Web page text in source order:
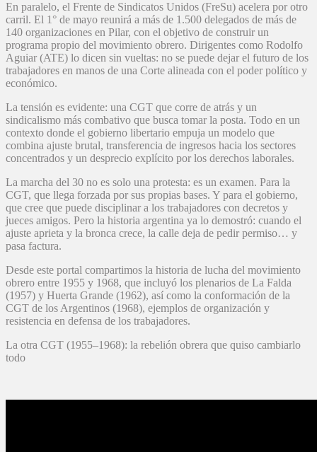
En paralelo, el Frente de Sindicatos Unidos (FreSu) acelera por otro
carril. El 1° de mayo reunirá a más de 1.500 delegados de más de
140 organizaciones en Pilar, con el objetivo de construir un
programa propio del movimiento obrero. Dirigentes como Rodolfo
Aguiar (ATE) lo dicen sin vueltas: no se puede dejar el futuro de los
trabajadores en manos de una Corte alineada con el poder político y
económico.
La tensión es evidente: una CGT que corre de atrás y un
sindicalismo más combativo que busca tomar la posta. Todo en un
contexto donde el gobierno libertario empuja un modelo que
combina ajuste brutal, transferencia de ingresos hacia los sectores
concentrados y un desprecio explícito por los derechos laborales.
La marcha del 30 no es solo una protesta: es un examen. Para la
CGT, que llega forzada por sus propias bases. Y para el gobierno,
que cree que puede disciplinar a los trabajadores con decretos y
jueces amigos. Pero la historia argentina ya lo demostró: cuando el
ajuste aprieta y la bronca crece, la calle deja de pedir permiso… y
pasa factura.
Desde este portal compartimos la historia de lucha del movimiento
obrero entre 1955 y 1968, que incluyó los plenarios de La Falda
(1957) y Huerta Grande (1962), así como la conformación de la
CGT de los Argentinos (1968), ejemplos de organización y
resistencia en defensa de los trabajadores.
La otra CGT (1955–1968): la rebelión obrera que quiso cambiarlo
todo